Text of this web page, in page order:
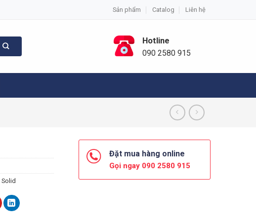
Sản phẩm Catalog Liên hệ
Hotline
090 2580 915
Solid
Đặt mua hàng online
Gọi ngay 090 2580 915